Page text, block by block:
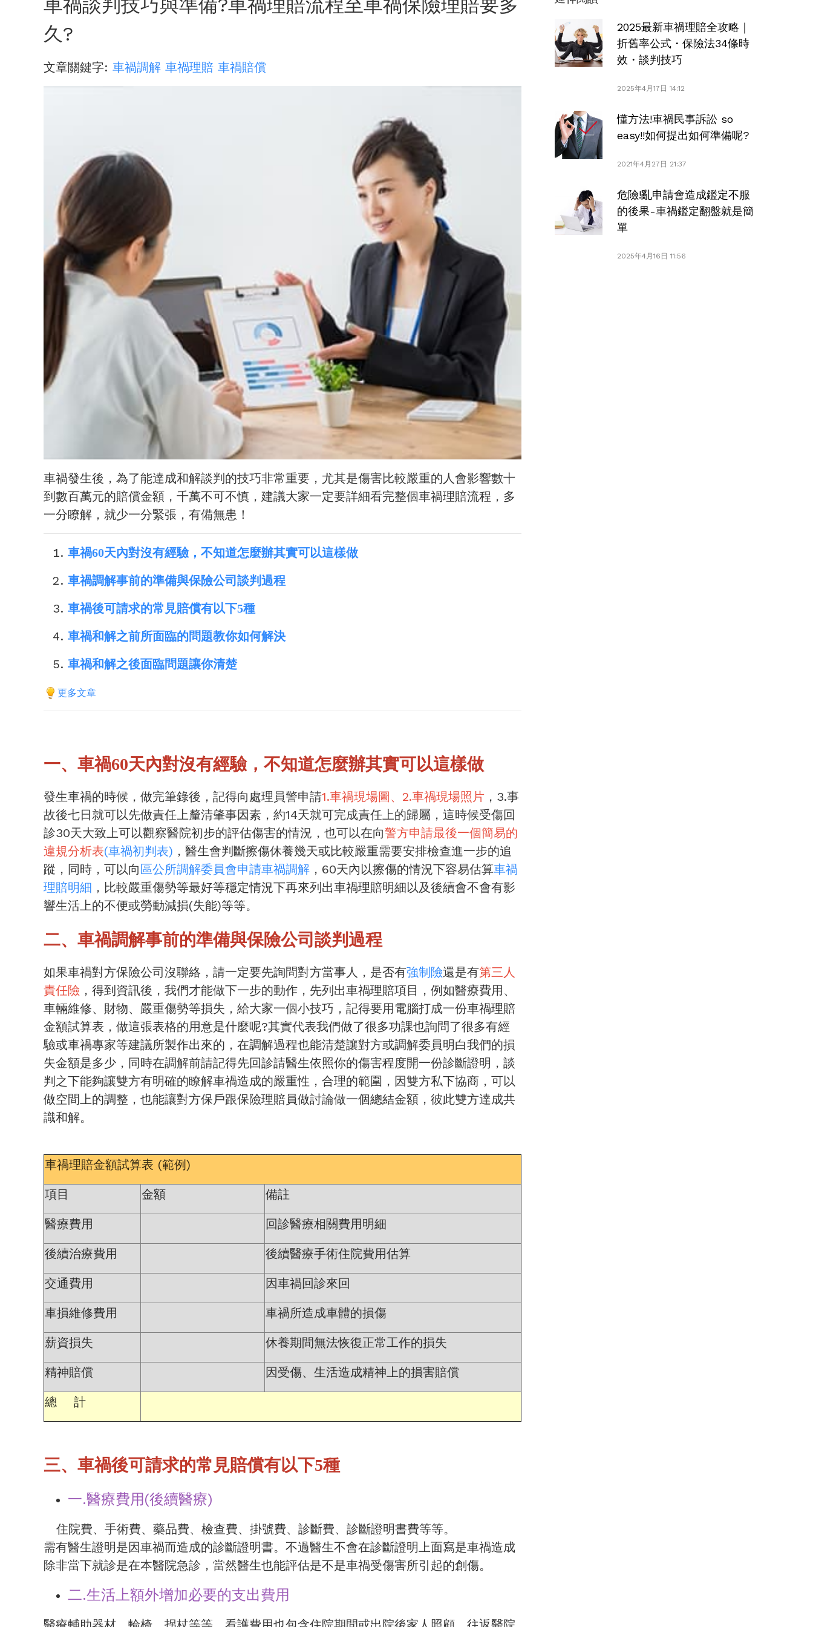
車禍談判技巧與準備?車禍理賠流程至車禍保險理賠要多
久?
文章關鍵字: 車禍調解 車禍理賠 車禍賠償
車禍發生後，為了能達成和解談判的技巧非常重要，尤其是傷害比較嚴重的人會影響數十
到數百萬元的賠償金額，千萬不可不慎，建議大家一定要詳細看完整個車禍理賠流程，多
一分瞭解，就少一分緊張，有備無患！
車禍60天內對沒有經驗，不知道怎麼辦其實可以這樣做
車禍調解事前的準備與保險公司談判過程
車禍後可請求的常見賠償有以下5種
車禍和解之前所面臨的問題教你如何解決
車禍和解之後面臨問題讓你清楚
更多文章
一、車禍60天內對沒有經驗，不知道怎麼辦其實可以這樣做
發生車禍的時候，做完筆錄後，記得向處理員警申請1.車禍現場圖、2.車禍現場照片 ，3.事
故後七日就可以先做責任上釐清肇事因素，約14天就可完成責任上的歸屬，這時候受傷回
診30天大致上可以觀察醫院初步的評估傷害的情況，也可以在向警方申請最後一個簡易的
違規分析表(車禍初判表) ，醫生會判斷擦傷休養幾天或比較嚴重需要安排檢查進一步的追
蹤，同時，可以向區公所調解委員會申請車禍調解 ，60天內以擦傷的情況下容易估算車禍
理賠明細 ，比較嚴重傷勢等最好等穩定情況下再來列出車禍理賠明細以及後續會不會有影
響生活上的不便或勞動減損(失能)等等。
二、車禍調解事前的準備與保險公司談判過程
如果車禍對方保險公司沒聯絡，請一定要先詢問對方當事人，是否有強制險還是有第三人
責任險 ，得到資訊後，我們才能做下一步的動作，先列出車禍理賠項目，例如醫療費用、
車輛維修、財物、嚴重傷勢等損失，給大家一個小技巧，記得要用電腦打成一份車禍理賠
金額試算表，做這張表格的用意是什麼呢?其實代表我們做了很多功課也詢問了很多有經
驗或車禍專家等建議所製作出來的，在調解過程也能清楚讓對方或調解委員明白我們的損
失金額是多少，同時在調解前請記得先回診請醫生依照你的傷害程度開一份診斷證明，談
判之下能夠讓雙方有明確的瞭解車禍造成的嚴重性，合理的範圍，因雙方私下協商，可以
做空間上的調整，也能讓對方保戶跟保險理賠員做討論做一個總結金額，彼此雙方達成共
識和解。
車禍理賠金額試算表 (範例)
項目 金額 備註
醫療費用 回診醫療相關費用明細
後續治療費用 後續醫療手術住院費用估算
交通費用 因車禍回診來回
車損維修費用 車禍所造成車體的損傷
薪資損失 休養期間無法恢復正常工作的損失
精神賠償 因受傷、生活造成精神上的損害賠償
總 計
三、車禍後可請求的常見賠償有以下5種
一.醫療費用(後續醫療)
住院費、手術費、藥品費、檢查費、掛號費、診斷費、診斷證明書費等等。
需有醫生證明是因車禍而造成的診斷證明書。不過醫生不會在診斷證明上面寫是車禍造成
除非當下就診是在本醫院急診，當然醫生也能評估是不是車禍受傷害所引起的創傷。
二.生活上額外增加必要的支出費用
2025最新車禍理賠全攻略｜
折舊率公式・保險法34條時
效・談判技巧
2025年4月17日 14:12
懂方法!車禍民事訴訟 so
easy!!如何提出如何準備呢?
2021年4月27日 21:37
危險!亂申請會造成鑑定不服
的後果-車禍鑑定翻盤就是簡
單
2025年4月16日 11:56